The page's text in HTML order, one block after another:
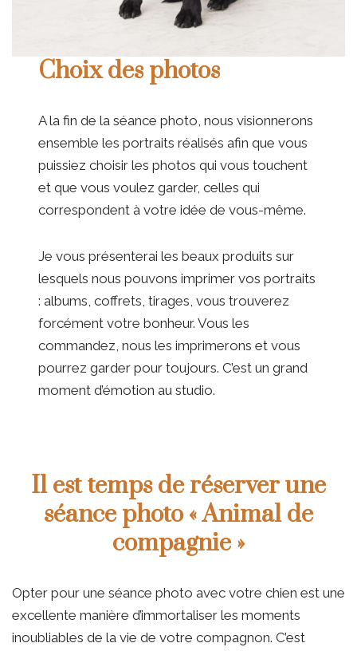
Choix des photos
A la fin de la séance photo, nous visionnerons
ensemble les portraits réalisés afin que vous
puissiez choisir les photos qui vous touchent
et que vous voulez garder, celles qui
correspondent à votre idée de vous-même.
Je vous présenterai les beaux produits sur
lesquels nous pouvons imprimer vos portraits
: albums, coffrets, tirages, vous trouverez
forcément votre bonheur. Vous les
commandez, nous les imprimerons et vous
pourrez garder pour toujours. C’est un grand
moment d’émotion au studio.
Il est temps de réserver une
séance photo « Animal de
compagnie »
Opter pour une séance photo avec votre chien est une
excellente manière d’immortaliser les moments
inoubliables de la vie de votre compagnon. C’est